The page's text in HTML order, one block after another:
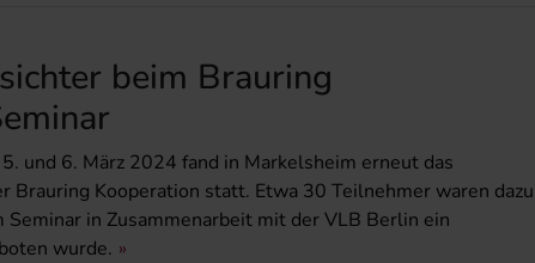
beim Brauring
und 6. März 2024 fand in Markelsheim erneut das
Brauring Kooperation statt. Etwa 30 Teilnehmer waren dazu
in Zusammenarbeit mit der VLB Berlin ein
wurde.